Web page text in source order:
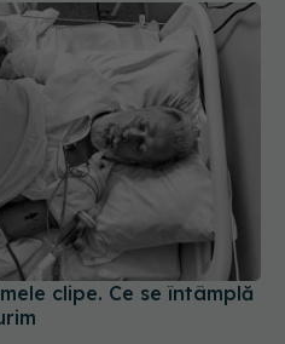
clipe. Ce se întâmplă